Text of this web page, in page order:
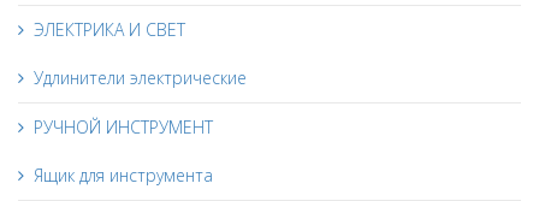
ЭЛЕКТРИКА И СВЕТ
Удлинители электрические
РУЧНОЙ ИНСТРУМЕНТ
Ящик для инструмента